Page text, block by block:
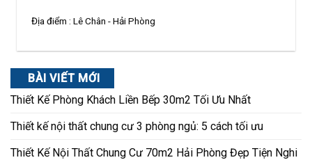
Địa điểm :Lê Chân - Hải Phòng
BÀI VIẾT MỚI
Thiết Kế Phòng Khách Liền Bếp 30m2 Tối Ưu Nhất
Thiết kế nội thất chung cư 3 phòng ngủ: 5 cách tối ưu
Thiết Kế Nội Thất Chung Cư 70m2 Hải Phòng Đẹp Tiện Nghi